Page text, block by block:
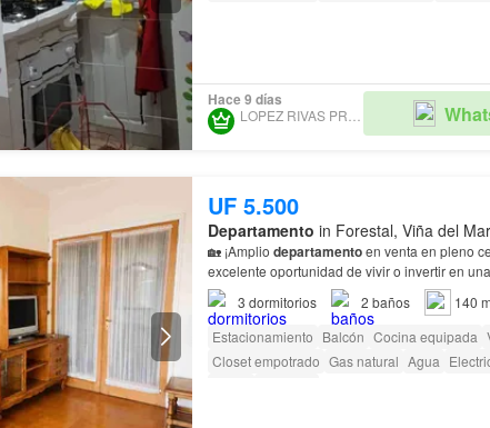
Hace 9 días
LOPEZ RIVAS PROPIEDADES
UF 5.500
Departamento in Forestal, Viña del
🏡 ¡Amplio departamentoen venta en pleno
excelente oportunidad de vivir o invertir en
Viña
3 dormitorios 2 baños
140
Estacionamiento Balcón Cocina equipada
Closet empotrado Gas natural Agua